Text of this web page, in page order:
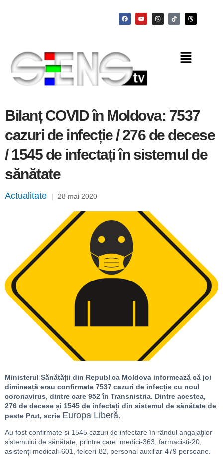
Bilanț COVID în Moldova: 7537
cazuri de infecție / 276 de decese
/ 1545 de infectați în sistemul de
sănătate
Actualitate | 28 mai 2020
Ministerul Sănătății din Republica Moldova informează că joi
dimineață erau confirmate 7537 cazuri de infecție cu noul
coronavirus, dintre care 952 în Transnistria. Dintre acestea,
276 de decese și 1545 de infectați din sistemul de sănătate de
peste Prut, scrie Europa Liberă.
Au fost confirmate și 1545 cazuri de infectare în rândul angajaţilor
sistemului de sănătate, printre care: medici-363, farmaciști-20,
asistenţi medicali-601, felceri-82, personal auxiliar-479 persoane.